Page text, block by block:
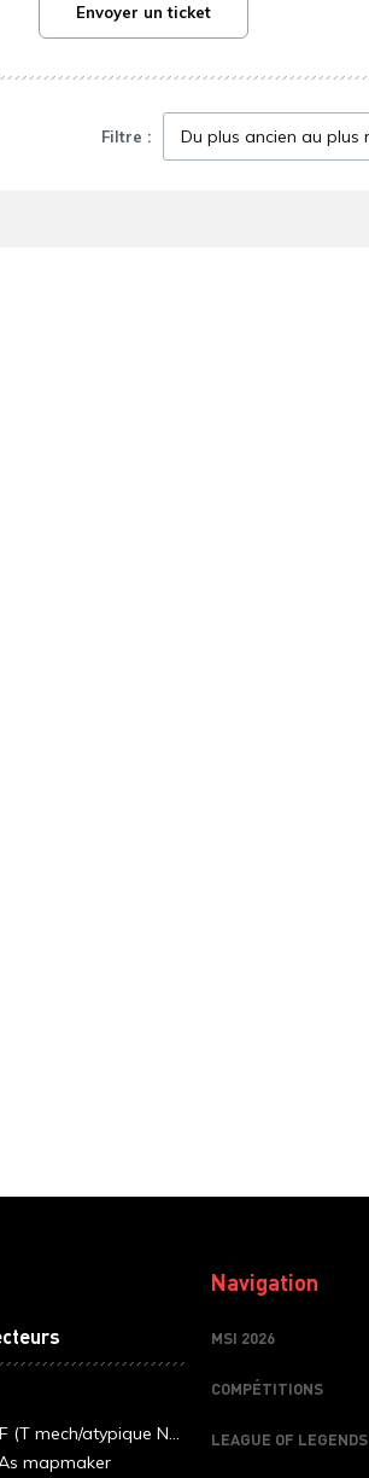
Envoyer un ticket
Filtre :
(T mech/atypique N...
mapmaker
Navigation
MSI 2026
COMPÉTITIONS
LEAGUE OF LEGENDS